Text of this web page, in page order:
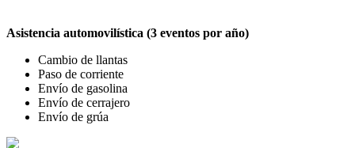
Asistencia automovilística (3 eventos por año)
Cambio de llantas
Paso de corriente
Envío de gasolina
Envío de cerrajero
Envío de grúa